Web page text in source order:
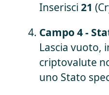
Inserisci 21
Campo 4 -
Lascia vuoto,
criptovalute
uno Stato